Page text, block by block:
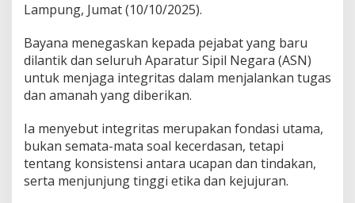
m
r
v
L
a
p
n
g
,
Lampung, Jumat (10/10/2025).
Bayana menegaskan kepada pejabat yang baru
dilantik dan seluruh Aparatur Sipil Negara (ASN)
untuk menjaga integritas dalam menjalankan tugas
dan amanah yang diberikan.
Ia menyebut integritas merupakan fondasi utama,
bukan semata-mata soal kecerdasan, tetapi
tentang konsistensi antara ucapan dan tindakan,
serta menjunjung tinggi etika dan kejujuran.